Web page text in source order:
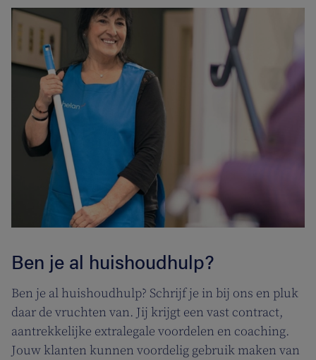
Ben je al huishoudhulp?
Ben je al huishoudhulp? Schrijf je in bij ons en pluk
daar de vruchten van. Jij krijgt een vast contract,
aantrekkelijke extralegale voordelen en coaching.
Jouw klanten kunnen voordelig gebruik maken van